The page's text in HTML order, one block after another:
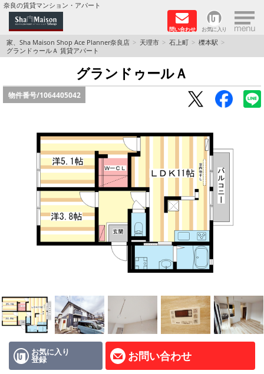
奈良の賃貸マンション・アパート
問い合わせ お気に入り ×
TOPページ
Foreigners welcome！
店長のおすすめ物件
積水ハウス Sha Maison 特集 (奈良北部、木津川
積水ハウス Sha Maison 特集 (奈良南部)
路線·駅から探す
地域から探す
AcePlanner公式ライン
SNS
スタッフ紹介
家、Sha Maison Shop Ace Planner奈良店 天理市 石上町
櫟本駅
グランドゥールＡ 賃貸アパート
グランドゥールＡ
物件番号/1064405042
お気に入り
登録 お問い合わせ